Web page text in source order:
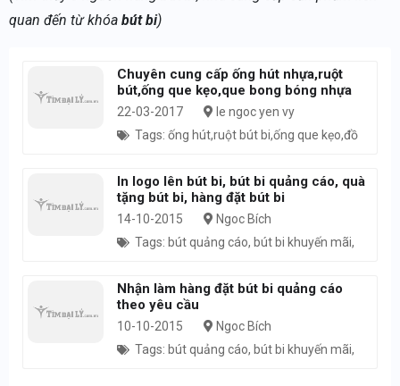
quan đến từ khóa bút bi)
Chuyên cung cấp ống hút nhựa,ruột
bút,ống que kẹo,que bong bóng nhựa
22-03-2017
le ngoc yen vy
doanh cafe, cafe,trà sữa,cháo dinh dưỡng,
In logo lên bút bi, bút bi quảng cáo, quà
tặng bút bi, hàng đặt bút bi
14-10-2015
Ngoc Bích
Nhận làm hàng đặt bút bi quảng cáo
theo yêu cầu
10-10-2015
Ngoc Bích